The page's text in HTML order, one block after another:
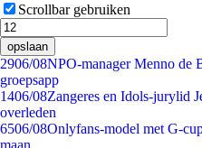
Scrollbar gebruiken
opslaan
2906/08NPO-manager Menno de
groepsapp
1406/08Zangeres en Idols-jurylid
overleden
6506/08Onlyfans-model met G-
maan